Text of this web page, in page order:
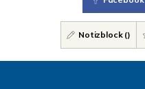
Notizblock ()